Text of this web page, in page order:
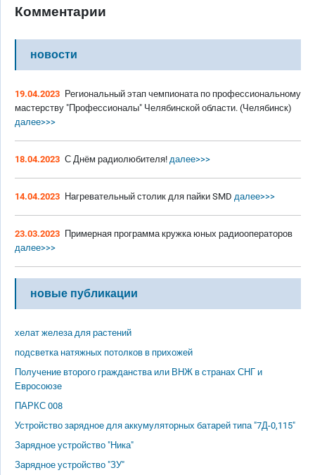
Комментарии
новости
19.04.2023 Региональный этап чемпионата по профессиональному
мастерству "Профессионалы" Челябинской области. (Челябинск)
далее>>>
18.04.2023 С Днём радиолюбителя! далее>>>
14.04.2023 Нагревательный столик для пайки SMD далее>>>
23.03.2023 Примерная программа кружка юных радиооператоров
далее>>>
новые публикации
хелат железа для растений
подсветка натяжных потолков в прихожей
Получение второго гражданства или ВНЖ в странах СНГ и
Евросоюзе
ПАРКС 008
Устройство зарядное для аккумуляторных батарей типа "7Д-0,115"
Зарядное устройство "Ника"
Зарядное устройство "ЗУ"